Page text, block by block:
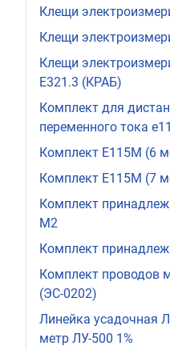
Клещи
Клещи
Клещи
Е321.3 (КРАБ)
Комплект для
переменного тока
Комплект Е115М (6
Комплект Е115М (7
Комплект
М2
Комплект
Комплект проводов
(ЭС-0202)
Линейка усадочная
метр ЛУ-500 1%